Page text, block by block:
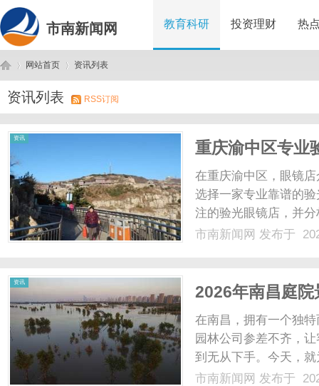
市南新闻网 教育科研 投资理财 热
市 ›
网站首页
›
资讯列表
资讯列表 RSS订阅
资讯
重庆渝中区专业
头好？
在重庆渝中区，眼镜
选择一家专业靠谱的
注的验光眼镜店，并
视美视光中心专业服
市南新闻网 发布于
资讯
2026年南昌庭
出新高度！
在南昌，拥有一个独
园林公司参差不齐，
到无从下手。今天，
林有限公司，它能为
市南新闻网 发布于